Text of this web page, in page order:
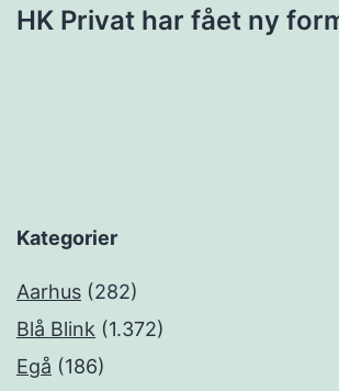
HK Privat har fået ny
Kategorier
Aarhus (282)
Blå Blink (1.372)
Egå (186)